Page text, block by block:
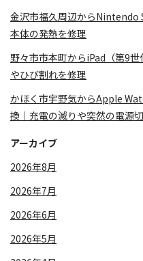
金沢市福久周辺からNintendo
本体の発熱を修理
野々市市本町からiPad（第9
やひび割れを修理
かほく市宇野気からApple
換｜充電の減りや突然の電源
アーカイブ
2026年8月
2026年7月
2026年6月
2026年5月